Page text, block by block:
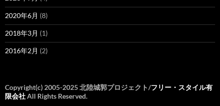
2020年6月 (8)
2018年3月 (1)
2016年2月 (2)
Copyright(c) 2005-2025 北陸城郭プロジェクト/フリー・スタイル有
限会社All Rights Reserved.